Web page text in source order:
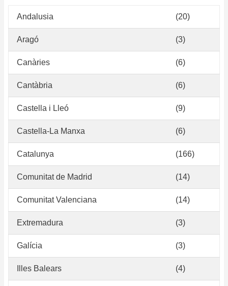
Andalusia (20)
Aragó (3)
Canàries (6)
Cantàbria (6)
Castella i Lleó (9)
Castella-La Manxa (6)
Catalunya (166)
Comunitat de Madrid (14)
Comunitat Valenciana (14)
Extremadura (3)
Galícia (3)
Illes Balears (4)